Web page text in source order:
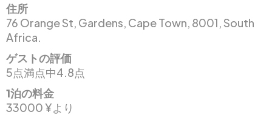
住所
76 Orange St, Gardens, Cape Town, 8001, South
Africa.
ゲストの評価
5点満点中4.8点
1泊の料金
33000 ¥より